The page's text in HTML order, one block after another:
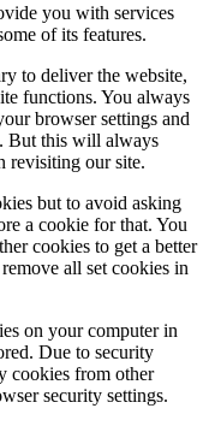
you with services
of its features.
to deliver the website,
functions. You always
browser settings and
But this will always
revisiting our site.
but to avoid asking
a cookie for that. You
cookies to get a better
all set cookies in
on your computer in
Due to security
cookies from other
security settings.